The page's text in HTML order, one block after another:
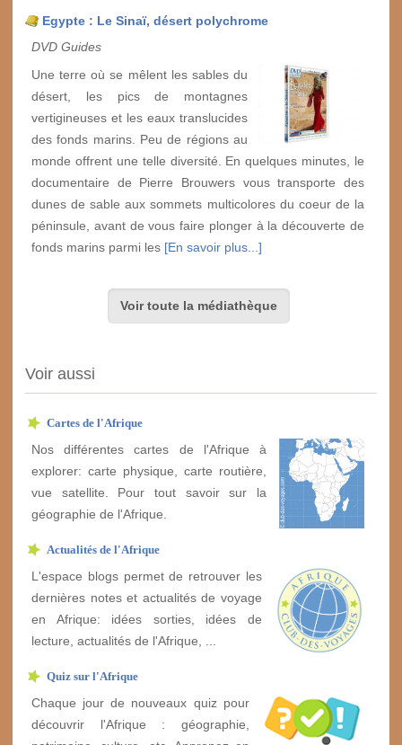
Egypte : Le Sinaï, désert polychrome
DVD Guides
Une terre où se mêlent les sables du
désert, les pics de montagnes
vertigineuses et les eaux translucides
des fonds marins. Peu de régions au
monde offrent une telle diversité. En quelques minutes, le
documentaire de Pierre Brouwers vous transporte des
dunes de sable aux sommets multicolores du coeur de la
péninsule, avant de vous faire plonger à la découverte de
fonds marins parmi les [En savoir plus...]
Voir toute la médiathèque
Voir aussi
Cartes de l'Afrique
Nos différentes cartes de l'Afrique à
explorer: carte physique, carte routière,
vue satellite. Pour tout savoir sur la
géographie de l'Afrique.
Actualités de l'Afrique
L'espace blogs permet de retrouver les
dernières notes et actualités de voyage
en Afrique: idées sorties, idées de
lecture, actualités de l'Afrique, ...
Quiz sur l'Afrique
Chaque jour de nouveaux quiz pour
découvrir l'Afrique : géographie,